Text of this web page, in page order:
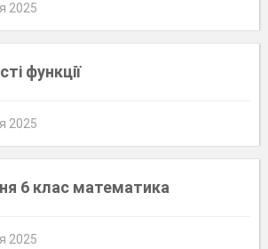
2025
функції
2025
6 клас математика
2025